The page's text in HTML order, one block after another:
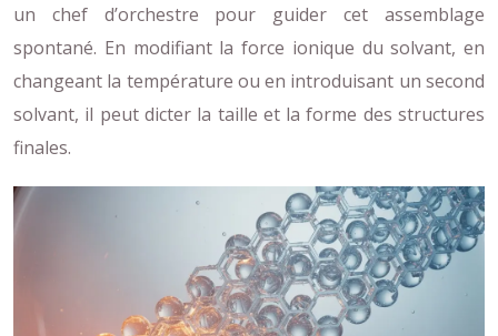
un chef d’orchestre pour guider cet assemblage
spontané. En modifiant la force ionique du solvant, en
changeant la température ou en introduisant un second
solvant, il peut dicter la taille et la forme des structures
finales.